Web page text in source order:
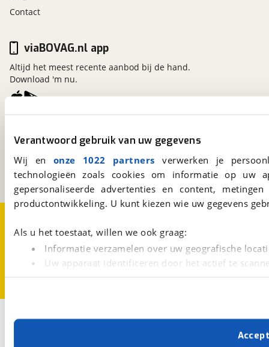
Verantwoord gebruik van uw gegevens
Wij en onze 1022 partners verwerken je
technologieën zoals cookies om informatie op
gepersonaliseerde advertenties en content,
productontwikkeling. U kunt kiezen wie uw gegevens
Als u het toestaat, willen we ook graag:
Informatie verzamelen over uw geografische
Uw apparaat identificeren door het actief te
Met cookies en vergelijkbare technieken zorgen we
cookies zorgen ervoor dat de website goed werkt.
Contact
Kosterijland15
Een initiatief van
BOVAG
viaBOVAG.nl app
Altijd het meest recente aanbod bij de hand.
Download 'm nu.
Cookievoorkeuren
Vacatures